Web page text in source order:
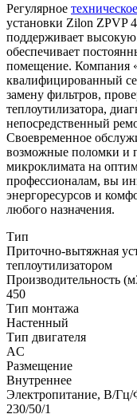
Регулярное
установки Zilon ZPVP
поддерживает
обеспечивает
помещение. Компания
квалифицированный
замену фильтров,
теплоутилизатора,
непосредственный
Своевременное
возможные поломки и
микроклимата на
профессионалам, вы
энергоресурсов и
любого назначения.
Тип
Приточно-вытяжная
теплоутилизатором
Производительность
450
Тип монтажа
Настенный
Тип двигателя
AC
Размещение
Внутреннее
Электропитание, В/
230/50/1